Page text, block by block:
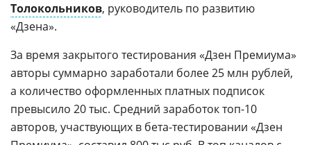
Толокольников, руководитель по развитию
«Дзена».
За время закрытого тестирования «Дзен Премиума»
авторы суммарно заработали более 25 млн рублей,
а количество оформленных платных подписок
превысило 20 тыс. Средний заработок топ-10
авторов, участвующих в бета-тестировании «Дзен